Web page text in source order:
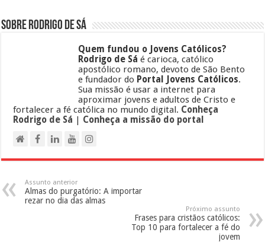
Sobre Rodrigo de Sá
Quem fundou o Jovens Católicos?
Rodrigo de Sá é carioca, católico
apostólico romano, devoto de São Bento
e fundador do Portal Jovens Católicos.
Sua missão é usar a internet para
aproximar jovens e adultos de Cristo e
fortalecer a fé católica no mundo digital. Conheça
Rodrigo de Sá | Conheça a missão do portal
Assunto anterior
Almas do purgatório: A importar
rezar no dia das almas
Próximo assunto
Frases para cristãos católicos:
Top 10 para fortalecer a fé do
jovem